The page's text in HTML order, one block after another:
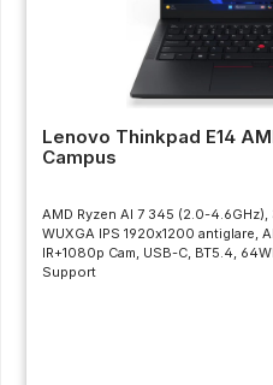
Lenovo Thinkpad E14
Campus
AMD Ryzen AI 7 345 (2.0-4.6GHz),
WUXGA IPS 1920x1200 antiglare,
IR+1080p Cam, USB-C, BT5.4,
Support